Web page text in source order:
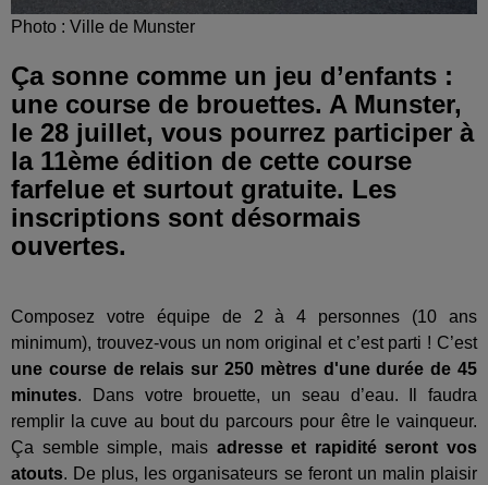
Photo : Ville de Munster
Ça sonne comme un jeu d’enfants :
une course de brouettes. A Munster,
le 28 juillet, vous pourrez participer à
la 11ème édition de cette course
farfelue et surtout gratuite. Les
inscriptions sont désormais
ouvertes.
Composez votre équipe de 2 à 4 personnes (10 ans
minimum), trouvez-vous un nom original et c’est parti ! C’est
une course de relais sur 250 mètres d'une durée de 45
minutes. Dans votre brouette, un seau d’eau. Il faudra
remplir la cuve au bout du parcours pour être le vainqueur.
Ça semble simple, mais adresse et rapidité seront vos
atouts. De plus, les organisateurs se feront un malin plaisir